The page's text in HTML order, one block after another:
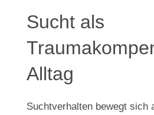
Sucht als
Alltag
Suchtverhalten bewegt sich